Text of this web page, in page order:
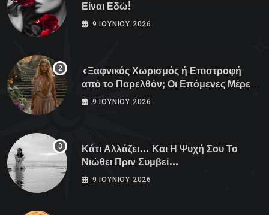
Είναι Εδώ!
9 ΙΟΥΝΊΟΥ 2026
«Ξαφνικός Χωρισμός ή Επιστροφή
από το Παρελθόν; Οι Επόμενες Μέρες
Κρύβουν ΣΟΚ για αυτά τα Ζώδια»
9 ΙΟΥΝΊΟΥ 2026
Κάτι Αλλάζει… Και Η Ψυχή Σου Το
Νιώθει Πριν Συμβεί…
9 ΙΟΥΝΊΟΥ 2026